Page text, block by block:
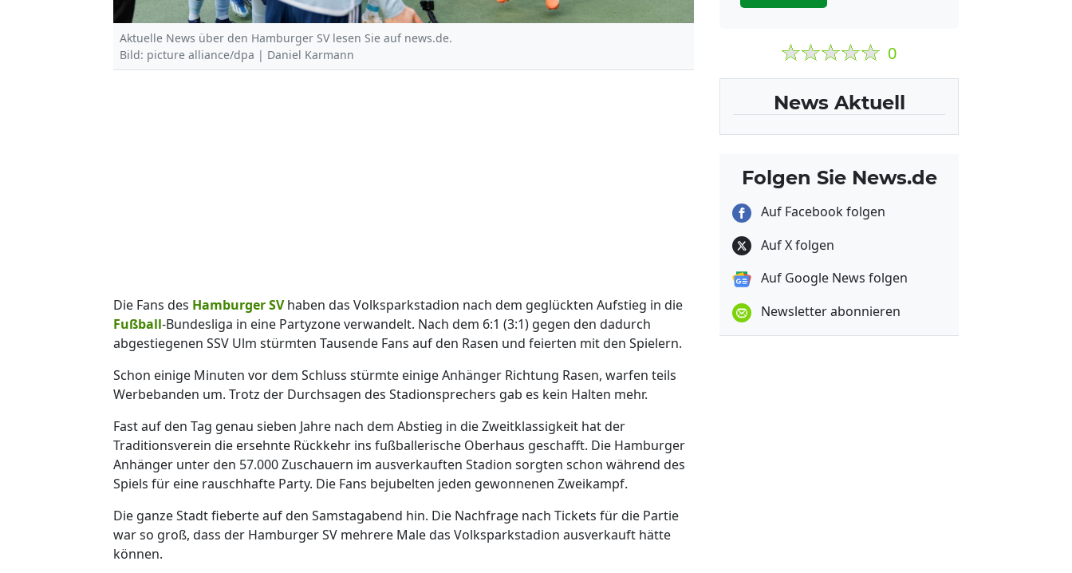
Aktuelle News über den Hamburger SV lesen Sie auf news.de.
Bild: picture alliance/dpa | Daniel Karmann
Die Fans des Hamburger SVhaben das Volksparkstadion nach dem geglückten Aufstieg in die
Fußball-Bundesliga in eine Partyzone verwandelt. Nach dem 6:1 (3:1) gegen den dadurch
abgestiegenen SSV Ulm stürmten Tausende Fans auf den Rasen und feierten mit den Spielern.
Schon einige Minuten vor dem Schluss stürmte einige Anhänger Richtung Rasen, warfen teils
Werbebanden um. Trotz der Durchsagen des Stadionsprechers gab es kein Halten mehr.
Fast auf den Tag genau sieben Jahre nach dem Abstieg in die Zweitklassigkeit hat der
Traditionsverein die ersehnte Rückkehr ins fußballerische Oberhaus geschafft. Die Hamburger
Anhänger unter den 57.000 Zuschauern im ausverkauften Stadion sorgten schon während des
Spiels für eine rauschhafte Party. Die Fans bejubelten jeden gewonnenen Zweikampf.
Die ganze Stadt fieberte auf den Samstagabend hin. Die Nachfrage nach Tickets für die Partie
war so groß, dass der Hamburger SV mehrere Male das Volksparkstadion ausverkauft hätte
können.
0
News Aktuell
Folgen Sie News.de
Auf Facebook folgen
Auf X folgen
Auf Google News folgen
Newsletter abonnieren